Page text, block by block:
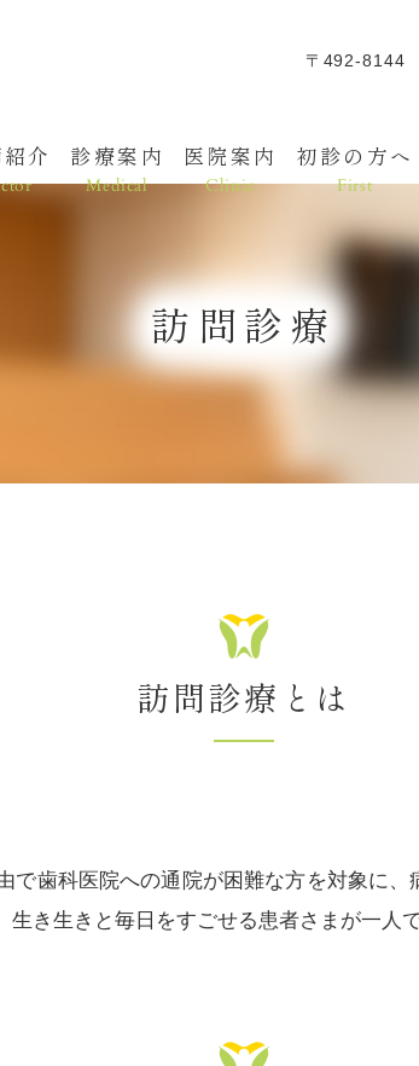
〒492-8144
紹介 診療案内
Medical
医院案内
Clinic
初診の方へ
First
訪問診療
訪問診療とは
歯科医院への通院が困難な方を対象に
き生きと毎日をすごせる患者さまが一人